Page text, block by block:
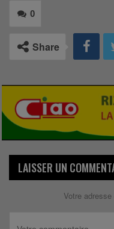
0
Share
LAISSER UN
Votre